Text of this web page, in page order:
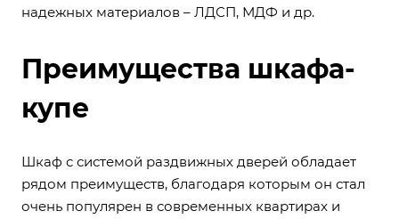
надежных материалов – ЛДСП, МДФ и др.
Преимущества шкафа-
купе
Шкаф с системой раздвижных дверей обладает
рядом преимуществ, благодаря которым он стал
очень популярен в современных квартирах и